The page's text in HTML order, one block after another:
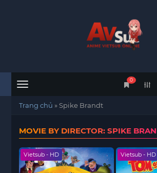
Menu
0
Trang chủ »Spike Brandt
MOVIE BY DIRECTOR: SPIKE
Vietsub - HD Vietsub - HD